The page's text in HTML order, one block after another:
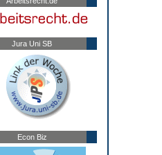
Jura Uni SB
Econ Biz